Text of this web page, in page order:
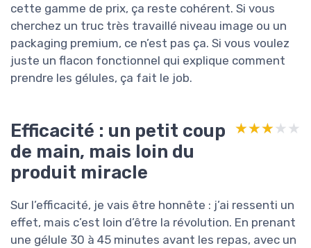
cette gamme de prix, ça reste cohérent. Si vous
cherchez un truc très travaillé niveau image ou un
packaging premium, ce n’est pas ça. Si vous voulez
juste un flacon fonctionnel qui explique comment
prendre les gélules, ça fait le job.
Efficacité : un petit coup
de main, mais loin du
produit miracle
★★★★★
★★★★★
Sur l’efficacité, je vais être honnête : j’ai ressenti un
effet, mais c’est loin d’être la révolution. En prenant
une gélule 30 à 45 minutes avant les repas, avec un